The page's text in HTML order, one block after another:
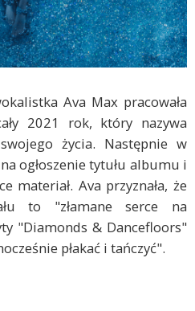
Ava Max pracowała
2021 rok, który nazywa
życia. Następnie w
ogłoszenie tytułu albumu i
materiał. Ava przyznała, że
to "złamane serce na
"Diamonds & Dancefloors"
płakać i tańczyć".